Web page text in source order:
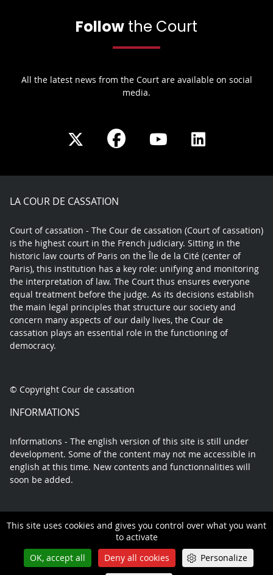
This site uses cookies and gives you control over what you want
to activate
OK, accept all
Deny all cookies Personalize
Follow the Court
All the latest news from the Court are available on social
media.
Share
X
Share
Facebook
Share
YoutubeLinkedIn
LA COUR DE CASSATION
Court of cassation - The Cour de cassation (Court of cassation)
is the highest court in the French judiciary. Sitting in the
historic law courts of Paris on the Île de la Cité (center of
Paris), this institution has a key role: unifying and monitoring
the interpretation of law. The Court thus ensures everyone
equal treatment before the judge. As its decisions establish
the main legal principles that structure our society and
concern many aspects of our daily lives, the Cour de
cassation plays an essential role in the functioning of
democracy.
© Copyright Cour de cassation
INFORMATIONS
Informations - The english version of this site is still under
development. Some of the content may not me accessible in
english at this time. New contents and functionnalities will
soon be added.
Contact Legal Notice Privacy policy Sitemap